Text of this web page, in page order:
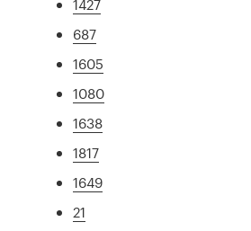
1427
687
1605
1080
1638
1817
1649
21